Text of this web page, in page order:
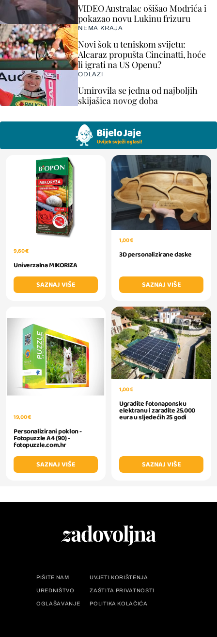
VIDEO Australac ošišao Modrića i
pokazao novu Lukinu frizuru
NEMA KRAJA
Novi šok u teniskom svijetu:
Alcaraz propušta Cincinatti, hoće
li igrati na US Openu?
ODLAZI
Umirovila se jedna od najboljih
skijašica novog doba
9,60 €
Univerzalna MIKORIZA
SAZNAJ VIŠE
1,00 €
3D personalizirane daske
SAZNAJ VIŠE
19,00 €
Personalizirani poklon -
Fotopuzzle A4 (90) -
fotopuzzle.com.hr
SAZNAJ VIŠE
1,00 €
Ugradite fotonaponsku
elektranu i zaradite 25.000
eura u sljedećih 25 godi
SAZNAJ VIŠE
PIŠITE NAM UVJETI KORIŠTENJA
UREDNIŠTVO ZAŠTITA PRIVATNOSTI
OGLAŠAVANJE POLITIKA KOLAČIĆA